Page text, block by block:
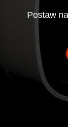
Postaw